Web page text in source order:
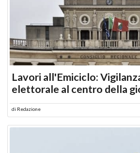
Lavori all'Emiciclo:
elettorale al centro della
di Redazione